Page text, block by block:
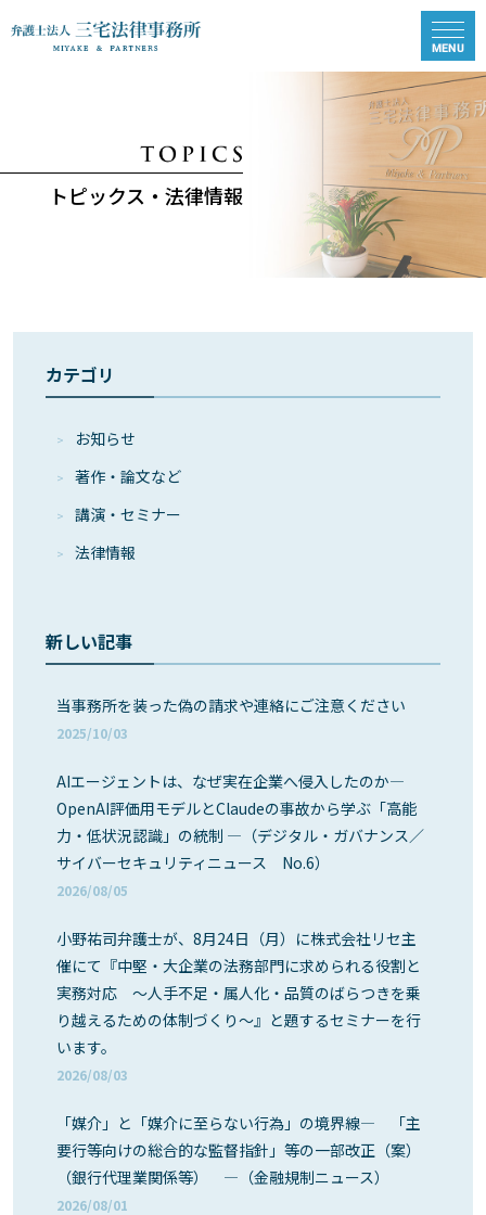
トピックス・法律情報
カテゴリ
お知らせ
著作・論⽂など
講演・セミナー
法律情報
新しい記事
当事務所を装った偽の請求や連絡にご注意ください
2025/10/03
AIエージェントは、なぜ実在企業へ侵入したのか―
OpenAI評価用モデルとClaudeの事故から学ぶ「高能
力・低状況認識」の統制 ―（デジタル・ガバナンス／
サイバーセキュリティニュース No.6）
2026/08/05
小野祐司弁護士が、8月24日（月）に株式会社リセ主
催にて『中堅・大企業の法務部門に求められる役割と
実務対応 ～人手不足・属人化・品質のばらつきを乗
り越えるための体制づくり～』と題するセミナーを行
います。
2026/08/03
「媒介」と「媒介に至らない行為」の境界線― 「主
要行等向けの総合的な監督指針」等の一部改正（案）
（銀行代理業関係等） ―（金融規制ニュース）
2026/08/01